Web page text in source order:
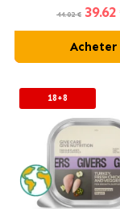
Poulet et
44.02 € 39.62
Acheter
18+8